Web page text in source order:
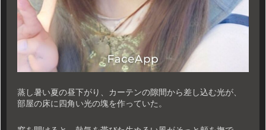
蒸し暑い夏の昼下がり、カーテンの隙間から差し込む光が、
部屋の床に四角い光の塊を作っていた。